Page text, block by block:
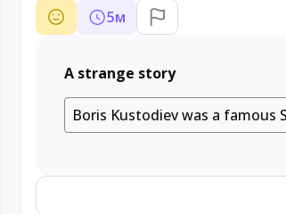
5м
A strange story
Boris Kustodiev was a famous